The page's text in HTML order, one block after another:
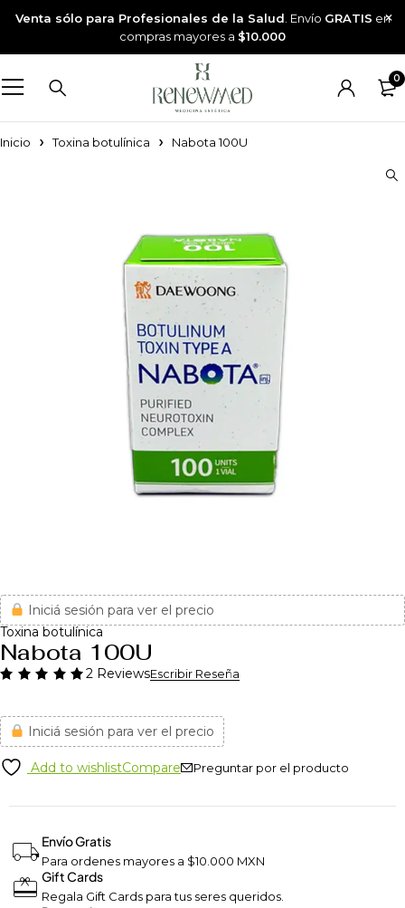
Venta sólo para Profesionales de la Salud . Envío GRATIS en
compras mayores a $10.000
0
Inicio Toxina botulínica Nabota 100U
Iniciá sesión para ver el precio
Toxina botulínica
Nabota 100U
2 ReviewsEscribir Reseña
Iniciá sesión para ver el precio
Add to wishlistCompare Preguntar por el producto
Envío Gratis
Para ordenes mayores a $10.000 MXN
Gift Cards
Regala Gift Cards para tus seres queridos.